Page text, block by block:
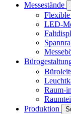
Messestände
Flexible
LED-
Raum-
Produktion